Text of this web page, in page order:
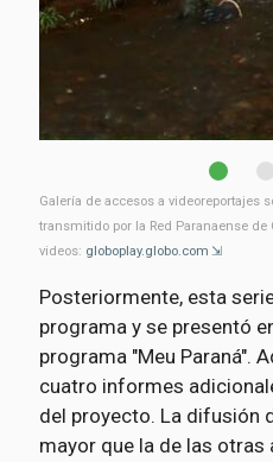
Galería de accesos a videoreportajes
transmitido por la Red Paranaense
videos: globoplay.globo.com
Posteriormente, esta
programa y se presentó
programa "Meu Paraná".
cuatro informes
del proyecto. La difusión
mayor que la de las otras